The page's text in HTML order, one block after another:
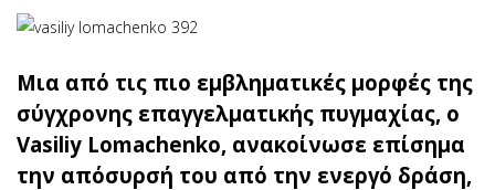
Μια από τις πιο εμβληματικές μορφές της
σύγχρονης επαγγελματικής πυγμαχίας, ο
Vasiliy Lomachenko, ανακοίνωσε επίσημα
την απόσυρσή του από την ενεργό δράση,